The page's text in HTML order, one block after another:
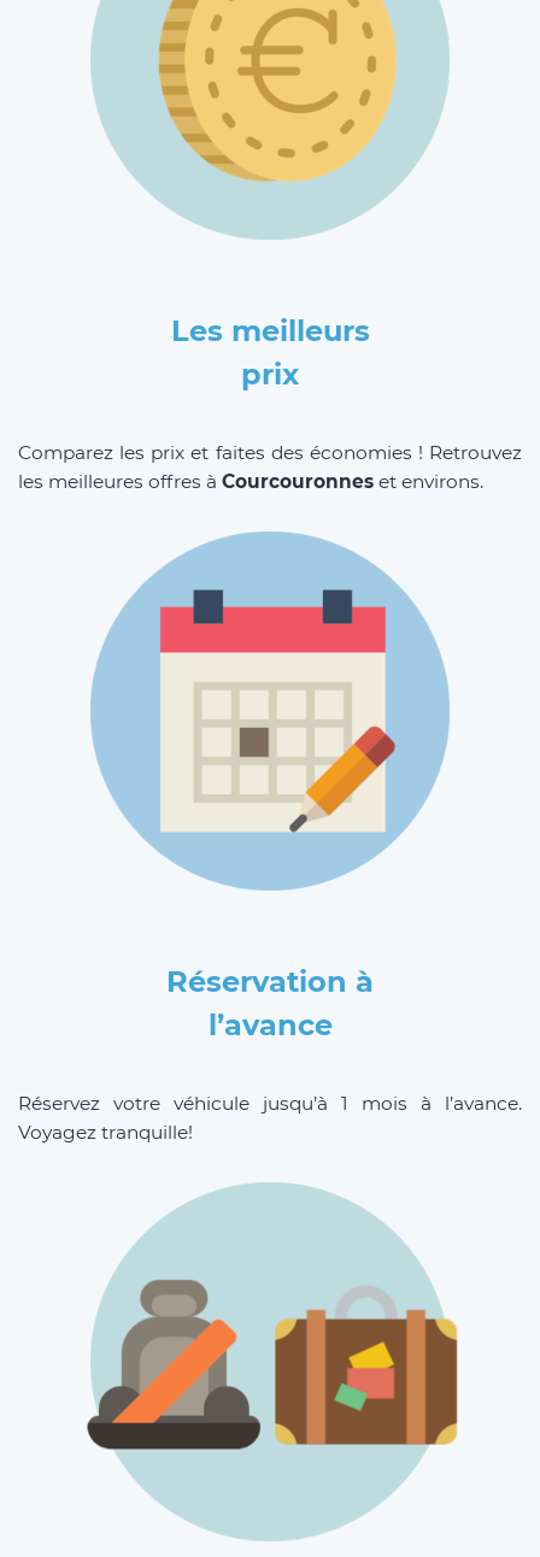
Les meilleurs
prix
Comparez les prix et faites des économies ! Retrouvez
les meilleures offres à Courcouronnes et environs.
Réservation à
l’avance
Réservez votre véhicule jusqu’à 1 mois à l’avance.
Voyagez tranquille!